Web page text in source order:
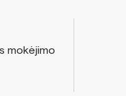
mokėjimo